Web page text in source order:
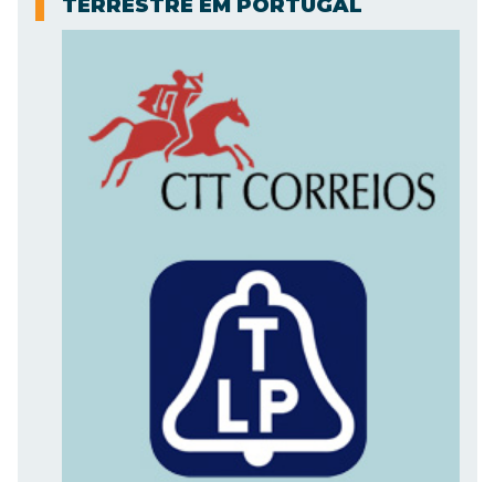
TERRESTRE EM PORTUGAL